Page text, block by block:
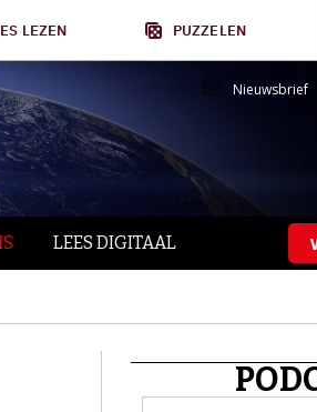
LEZEN PUZZELEN
Nieuwsbrief
LEES DIGITAAL